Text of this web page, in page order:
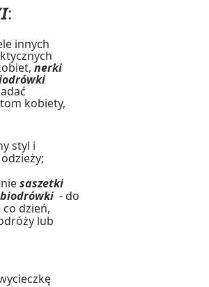
:
innych
nerki
kobiety,
styl i
saszetki
biodrówki - do
dzień,
lub